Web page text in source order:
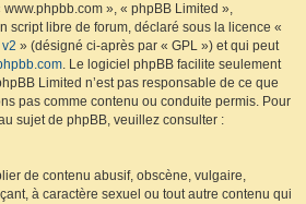
», « phpBB Limited »,
script libre de forum, déclaré sous la licence «
» (désigné ci-après par « GPL ») et qui peut
. Le logiciel phpBB facilite seulement
Limited n’est pas responsable de ce que
pas comme contenu ou conduite permis. Pour
sujet de phpBB, veuillez consulter :
de contenu abusif, obscène, vulgaire,
à caractère sexuel ou tout autre contenu qui